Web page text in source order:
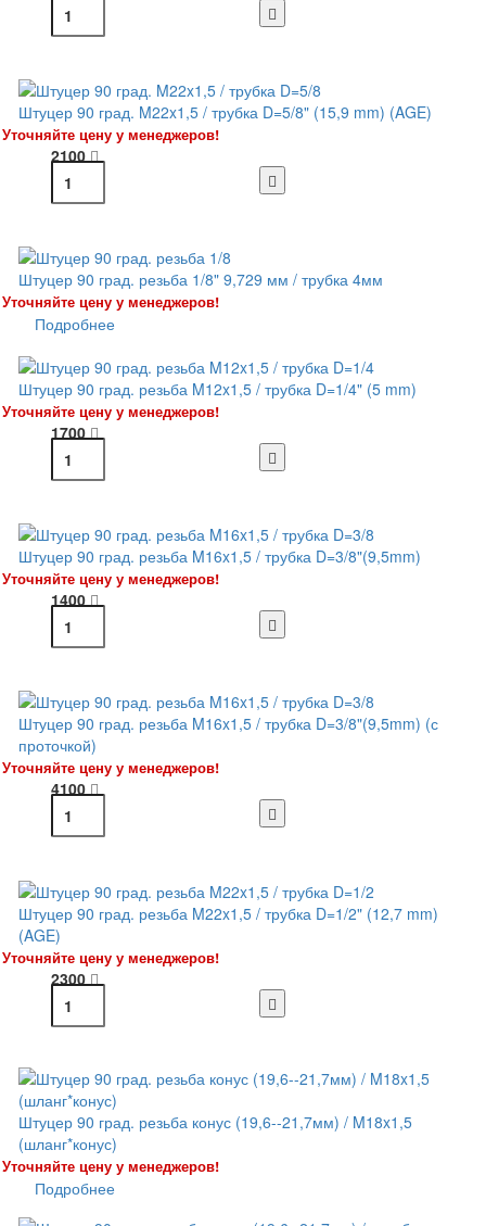
Штуцер 90 град. M22x1,5 / трубка D=5/8" (15,9 mm) (AGE)
Уточняйте цену у менеджеров!
2100
Штуцер 90 град. резьба 1/8" 9,729 мм / трубка 4мм
Уточняйте цену у менеджеров!
Подробнее
Штуцер 90 град. резьба M12x1,5 / трубка D=1/4" (5 mm)
Уточняйте цену у менеджеров!
1700
Штуцер 90 град. резьба M16x1,5 / трубка D=3/8"(9,5mm)
Уточняйте цену у менеджеров!
1400
Штуцер 90 град. резьба M16x1,5 / трубка D=3/8"(9,5mm) (с
проточкой)
Уточняйте цену у менеджеров!
4100
Штуцер 90 град. резьба M22x1,5 / трубка D=1/2" (12,7 mm)
(AGE)
Уточняйте цену у менеджеров!
2300
Штуцер 90 град. резьба конус (19,6--21,7мм) / M18x1,5
(шланг*конус)
Уточняйте цену у менеджеров!
Подробнее